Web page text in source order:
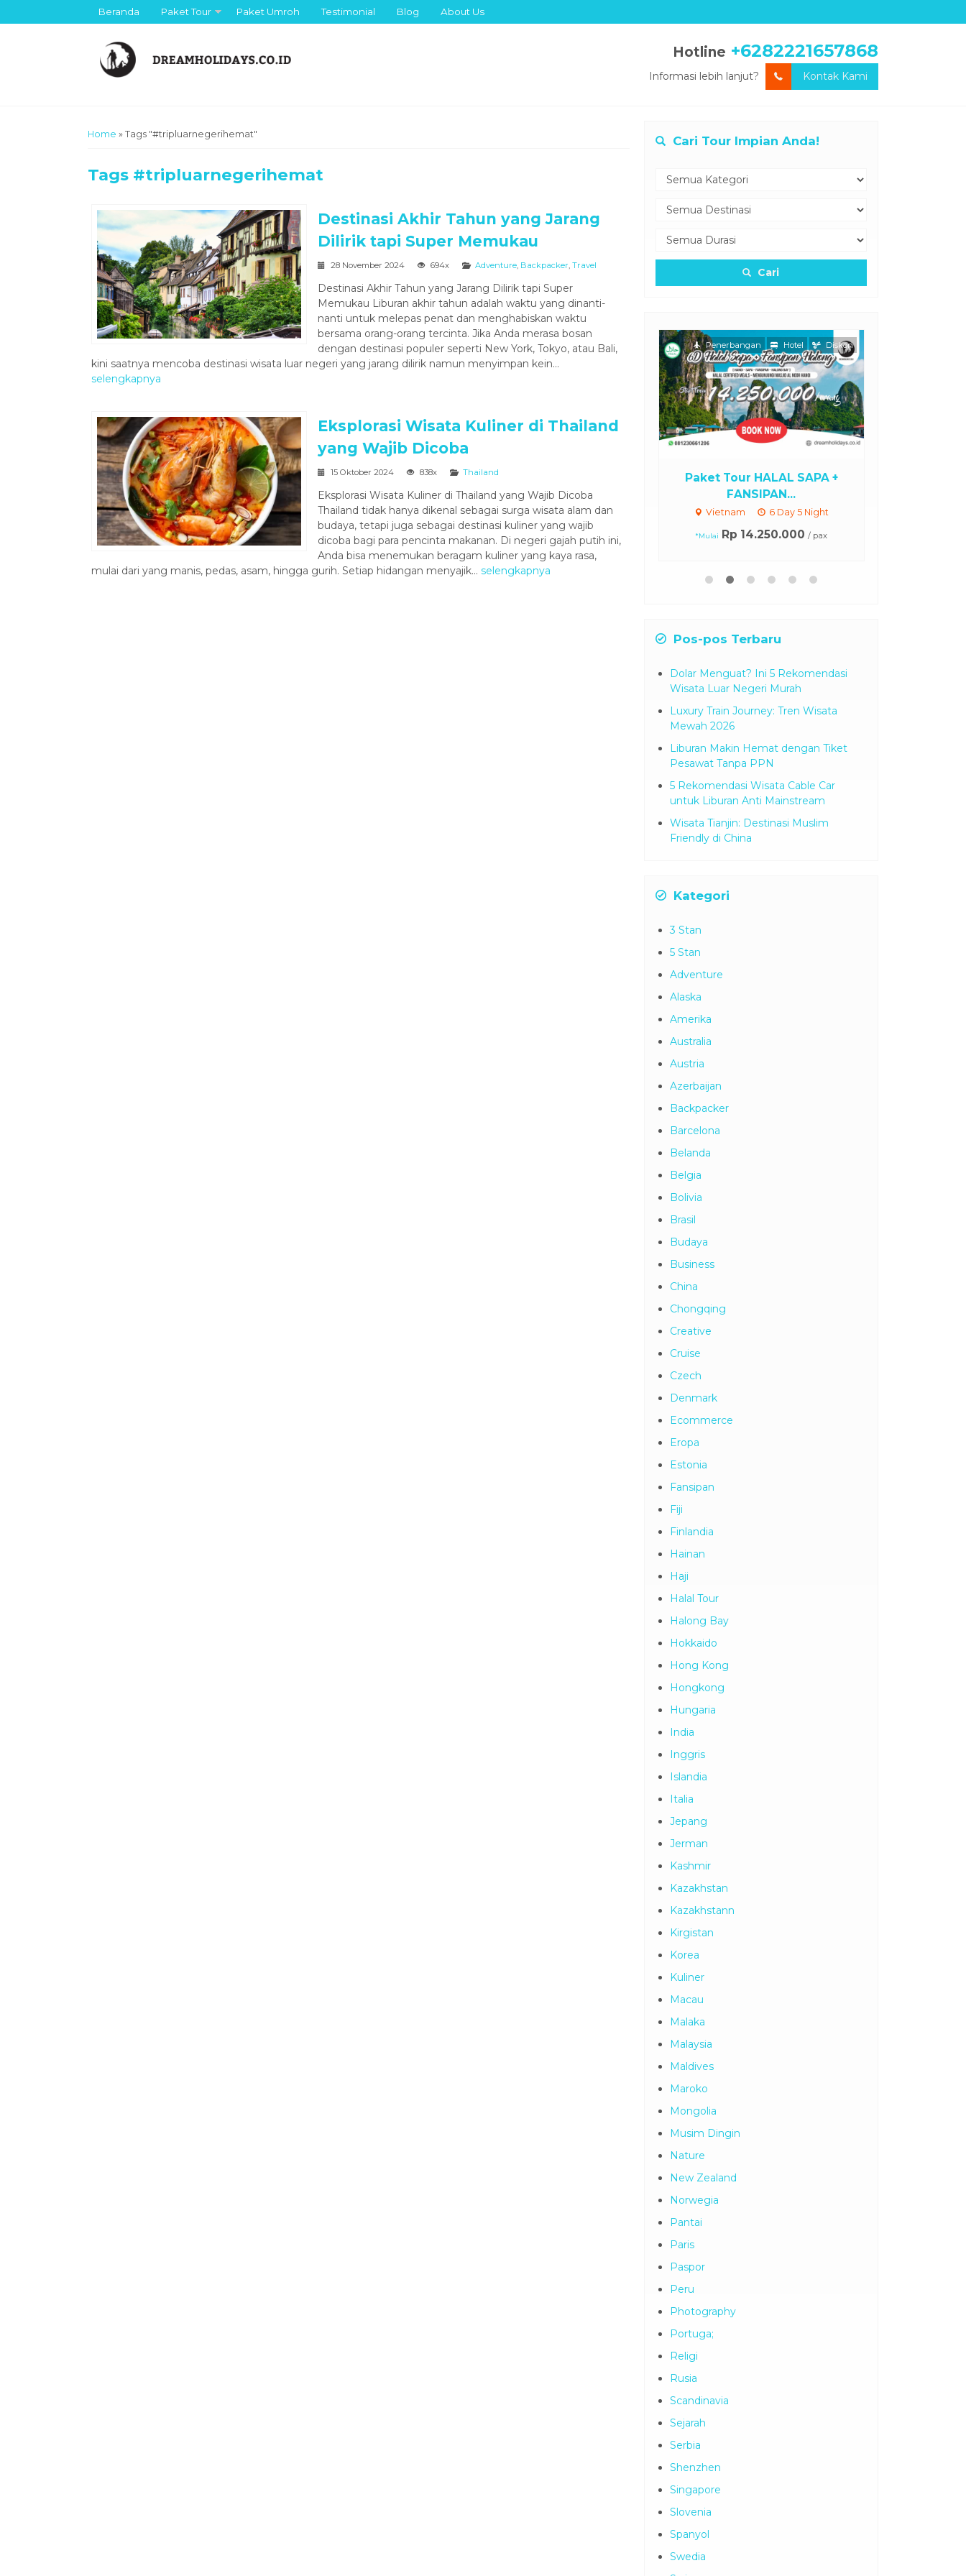
Beranda Paket Tour Paket Umroh Testimonial Blog About Us
Hotline +6282221657868
Informasi lebih lanjut? Kontak Kami
Home » Tags "#tripluarnegerihemat"
Tags #tripluarnegerihemat
Destinasi Akhir Tahun yang Jarang
Dilirik tapi Super Memukau
28 November 2024 694x Adventure, Backpacker, Travel
Destinasi Akhir Tahun yang Jarang Dilirik tapi Super
Memukau Liburan akhir tahun adalah waktu yang dinanti-
nanti untuk melepas penat dan menghabiskan waktu
bersama orang-orang tercinta. Jika Anda merasa bosan
dengan destinasi populer seperti New York, Tokyo, atau Bali,
kini saatnya mencoba destinasi wisata luar negeri yang jarang dilirik namun menyimpan kein...
selengkapnya
Eksplorasi Wisata Kuliner di Thailand
yang Wajib Dicoba
15 Oktober 2024 838x Thailand
Eksplorasi Wisata Kuliner di Thailand yang Wajib Dicoba
Thailand tidak hanya dikenal sebagai surga wisata alam dan
budaya, tetapi juga sebagai destinasi kuliner yang wajib
dicoba bagi para pencinta makanan. Di negeri gajah putih ini,
Anda bisa menemukan beragam kuliner yang kaya rasa,
mulai dari yang manis, pedas, asam, hingga gurih. Setiap hidangan menyajik... selengkapnya
Cari Tour Impian Anda!
Cari
Paket Tour HALAL SAPA +
FANSIPAN...
Vietnam 6 Day 5 Night
*Mulai Rp 14.250.000 / pax
Penerbangan Hotel Diskon
Paket Tour Jepang Sakura 6
Hari ...
Rp 11.250.000 / pax
Pos-pos Terbaru
Dolar Menguat? Ini 5 Rekomendasi
Wisata Luar Negeri Murah
Luxury Train Journey: Tren Wisata
Mewah 2026
Liburan Makin Hemat dengan Tiket
Pesawat Tanpa PPN
5 Rekomendasi Wisata Cable Car
untuk Liburan Anti Mainstream
Wisata Tianjin: Destinasi Muslim
Friendly di China
Kategori
3 Stan
5 Stan
Adventure
Alaska
Amerika
Australia
Austria
Azerbaijan
Backpacker
Barcelona
Belanda
Belgia
Bolivia
Brasil
Budaya
Business
China
Chongqing
Creative
Cruise
Czech
Denmark
Ecommerce
Eropa
Estonia
Fansipan
Fiji
Finlandia
Hainan
Haji
Halal Tour
Halong Bay
Hokkaido
Hong Kong
Hongkong
Hungaria
India
Inggris
Islandia
Italia
Jepang
Jerman
Kashmir
Kazakhstan
Kazakhstann
Kirgistan
Korea
Kuliner
Macau
Malaka
Malaysia
Maldives
Maroko
Mongolia
Musim Dingin
Nature
New Zealand
Norwegia
Pantai
Paris
Paspor
Peru
Photography
Portuga;
Religi
Rusia
Scandinavia
Sejarah
Serbia
Shenzhen
Singapore
Slovenia
Spanyol
Swedia